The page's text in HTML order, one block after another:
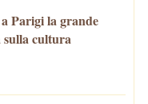
Parigi la grande
sulla cultura